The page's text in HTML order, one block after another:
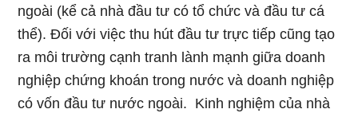
ngoài (kể cả nhà đầu tư có tổ chức và đầu tư cá
thể). Đối với việc thu hút đầu tư trực tiếp cũng tạo
ra môi trường cạnh tranh lành mạnh giữa doanh
nghiệp chứng khoán trong nước và doanh nghiệp
có vốn đầu tư nước ngoài. Kinh nghiệm của nhà